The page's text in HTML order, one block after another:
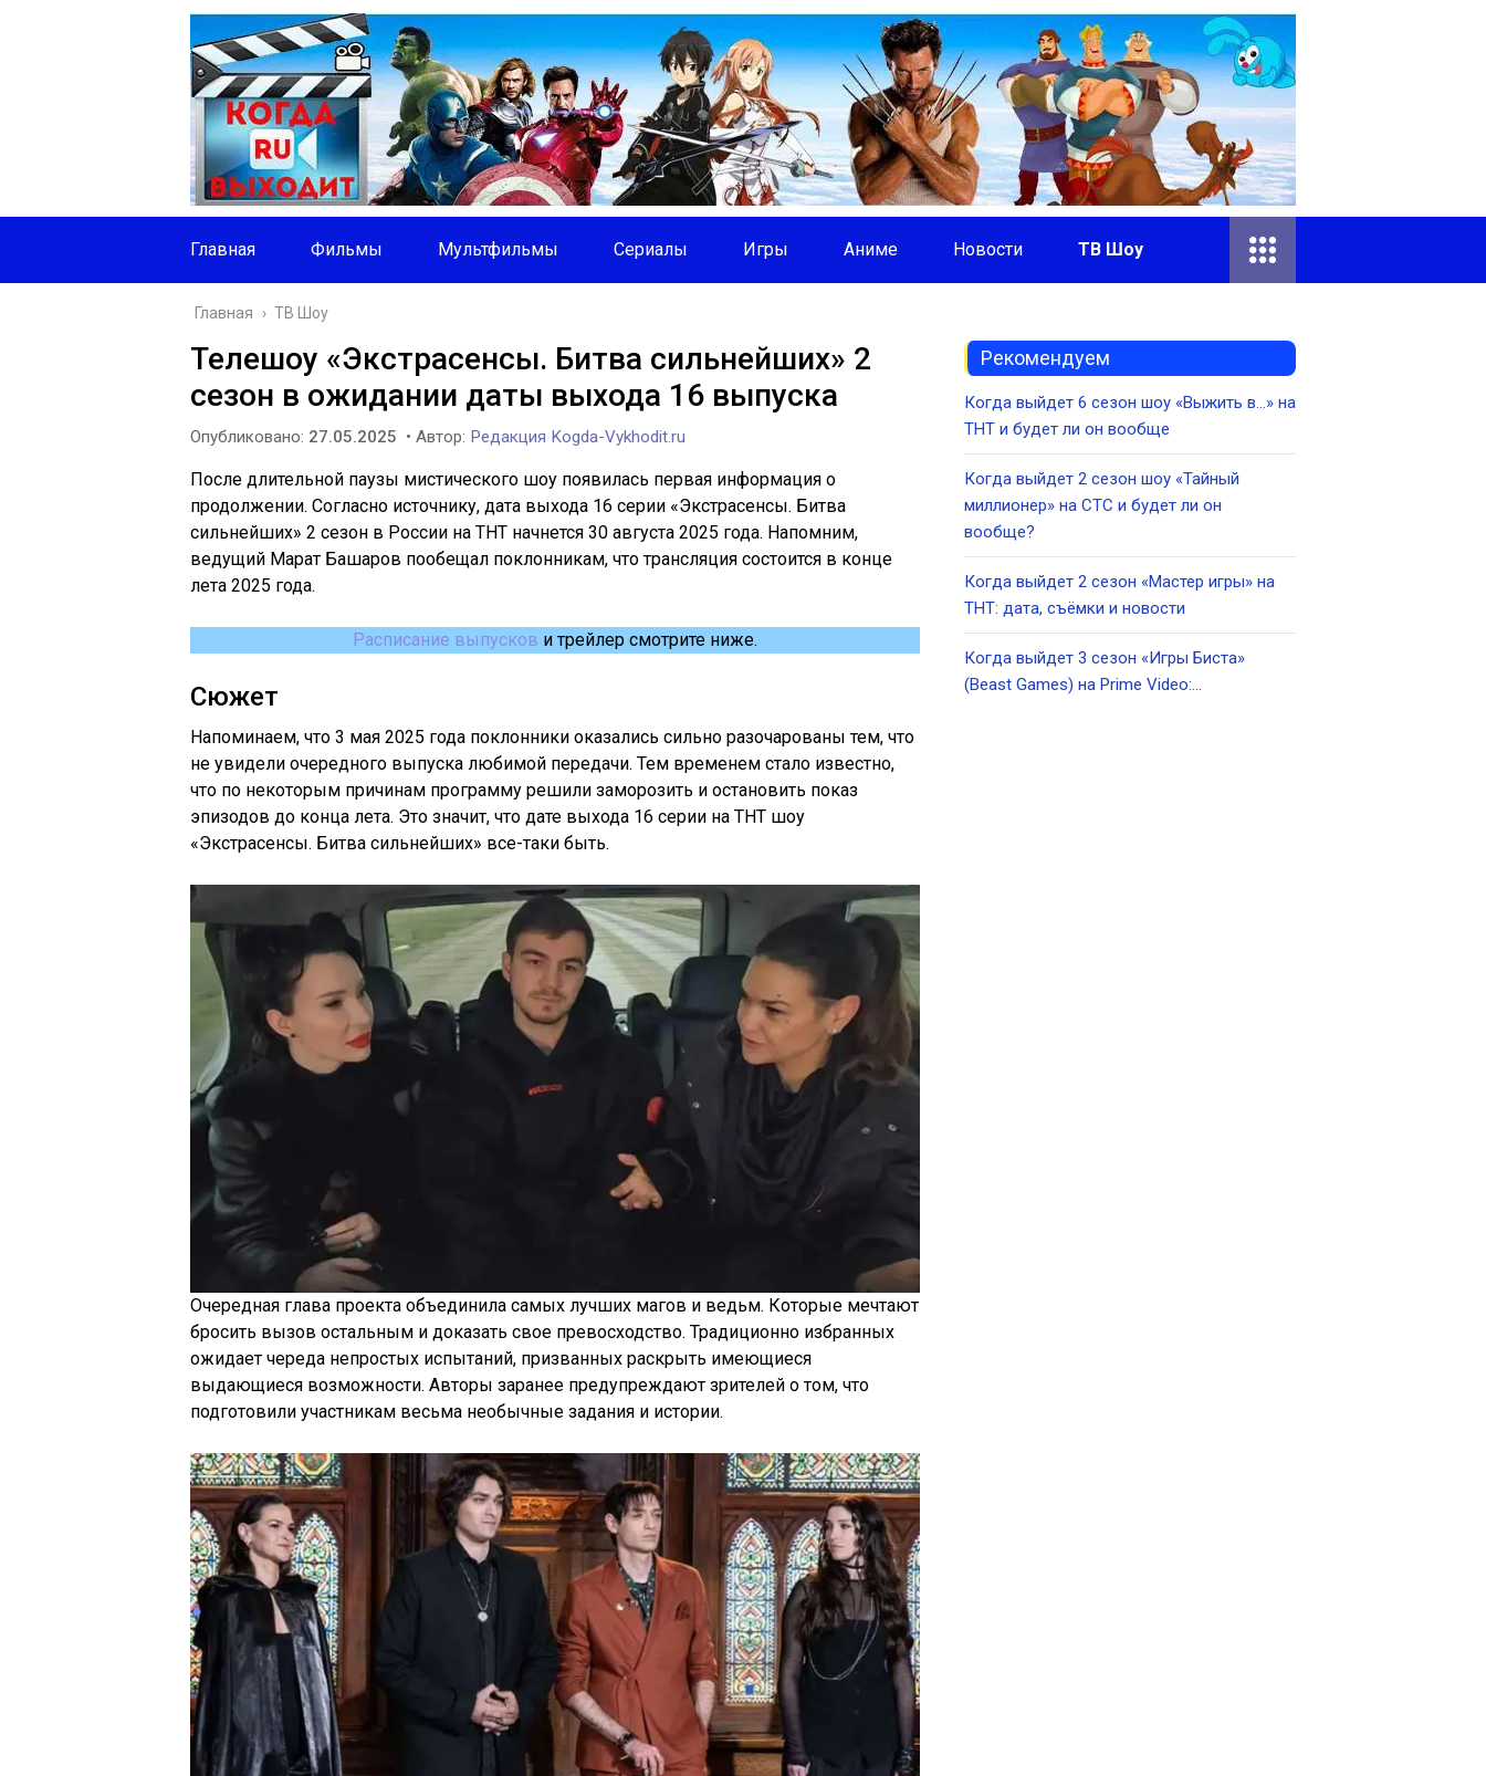
Главная Фильмы Мультфильмы Сериалы Игры Аниме Новости ТВ Шоу
Главная › ТВ Шоу
Телешоу «Экстрасенсы. Битва сильнейших» 2
сезон в ожидании даты выхода 16 выпуска
Опубликовано: 27.05.2025 • Автор: Редакция Kogda-Vykhodit.ru
После длительной паузы мистического шоу появилась первая информация о
продолжении. Согласно источнику, дата выхода 16 серии «Экстрасенсы. Битва
сильнейших» 2 сезон в России на ТНТ начнется 30 августа 2025 года. Напомним,
ведущий Марат Башаров пообещал поклонникам, что трансляция состоится в конце
лета 2025 года.
Расписание выпусков и трейлер смотрите ниже.
Сюжет
Напоминаем, что 3 мая 2025 года поклонники оказались сильно разочарованы тем, что
не увидели очередного выпуска любимой передачи. Тем временем стало известно,
что по некоторым причинам программу решили заморозить и остановить показ
эпизодов до конца лета. Это значит, что дате выхода 16 серии на ТНТ шоу
«Экстрасенсы. Битва сильнейших» все-таки быть.
Очередная глава проекта объединила самых лучших магов и ведьм. Которые мечтают
бросить вызов остальным и доказать свое превосходство. Традиционно избранных
ожидает череда непростых испытаний, призванных раскрыть имеющиеся
выдающиеся возможности. Авторы заранее предупреждают зрителей о том, что
подготовили участникам весьма необычные задания и истории.
Рекомендуем
Когда выйдет 6 сезон шоу «Выжить в…» на
ТНТ и будет ли он вообще
Когда выйдет 2 сезон шоу «Тайный
миллионер» на СТС и будет ли он
вообще?
Когда выйдет 2 сезон «Мастер игры» на
ТНТ: дата, съёмки и новости
Когда выйдет 3 сезон «Игры Биста»
(Beast Games) на Prime Video:…